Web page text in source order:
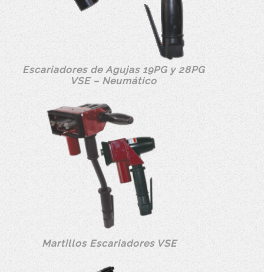
Escariadores de Agujas 19PG y 28PG
VSE – Neumático
Martillos Escariadores VSE